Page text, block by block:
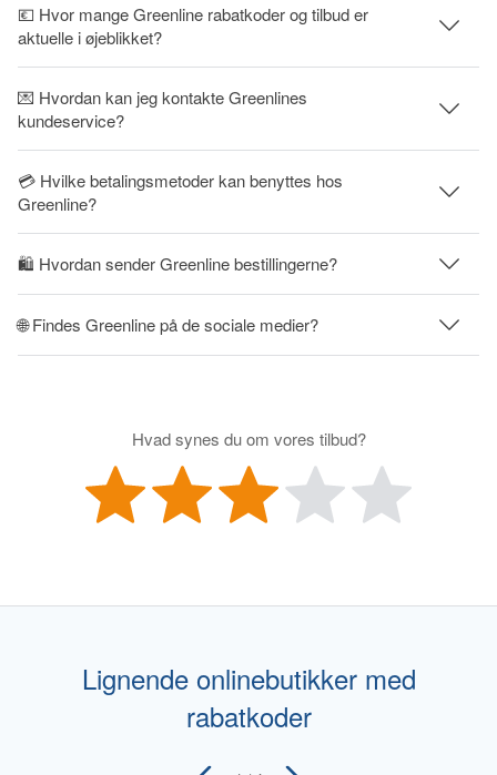
💶 Hvor mange Greenline rabatkoder og tilbud er
aktuelle i øjeblikket?
💌 Hvordan kan jeg kontakte Greenlines
kundeservice?
💳 Hvilke betalingsmetoder kan benyttes hos
Greenline?
🛍 Hvordan sender Greenline bestillingerne?
🌐 Findes Greenline på de sociale medier?
Hvad synes du om vores tilbud?
Lignende onlinebutikker med
rabatkoder